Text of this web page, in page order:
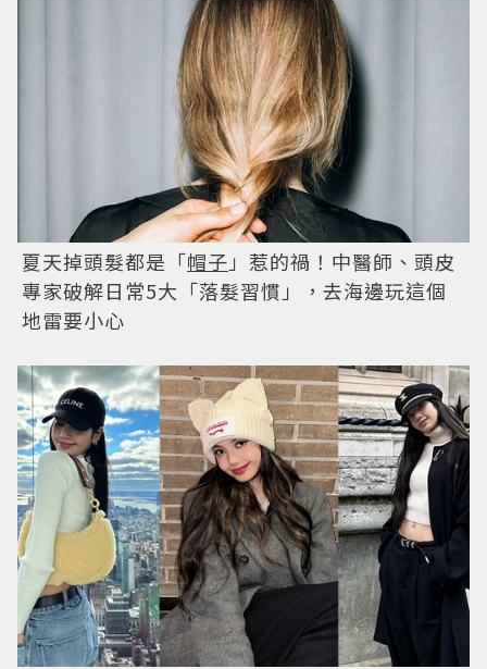
夏天掉頭髮都是「帽子 」惹的禍！中醫師、頭皮
專家破解日常5大「落髮習慣」，去海邊玩這個
地雷要小心